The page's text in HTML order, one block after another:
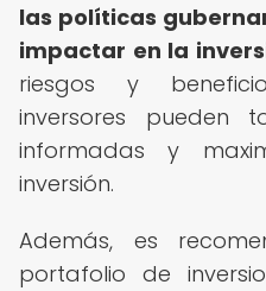
las políticas
impactar en la
riesgos y
inversores pueden
informadas y
inversión.
Además, es
portafolio de